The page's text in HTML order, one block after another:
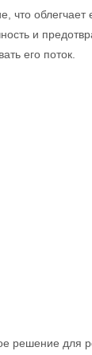
что
и
его поток.
решение для